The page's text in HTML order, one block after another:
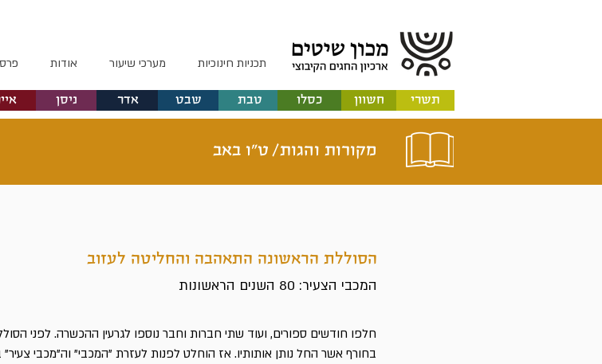
תכניות חינוכיות מערכי שיעור אודות
ניסן אדר טבת שבט חשוון תשרי כסלו
ט"ו באב מקורות והגות/
הסוללת הראשונה התאהבה והחליטה לעזוב
המכבי הצעיר: 80 השנים הראשונות
חלפו חודשים ספורים, ועוד שתי חברות וחבר נוספו לגרעין ההכשרה. לפני
בחורף אשר החל נותן אותותיו. אז הוחלט לפנות לעזרת "המכבי" וה"מכבי